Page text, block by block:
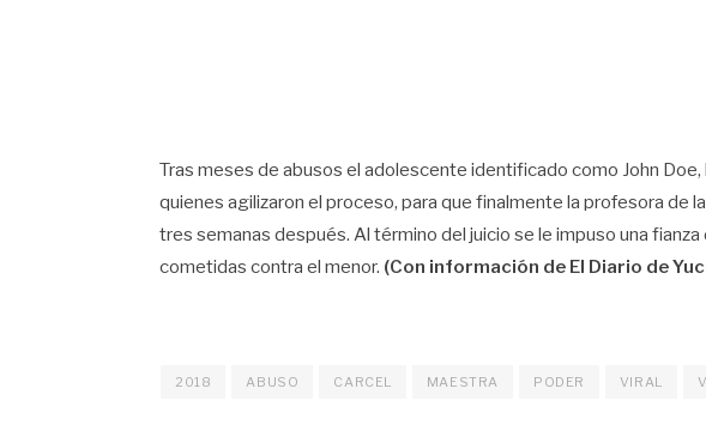
Tras meses de abusos el adolescente identificado como John
quienes agilizaron el proceso, para que finalmente la profesora de
tres semanas después. Al término del juicio se le impuso una
cometidas contra el menor. (Con información de El Diario de
2018 ABUSO CARCEL MAESTRA PODER VIRAL